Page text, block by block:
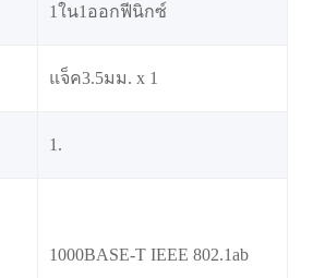
1ใน1ออกฟีนิกซ์
แจ็ค3.5มม. x 1
1.
1000BASE-T IEEE 802.1ab